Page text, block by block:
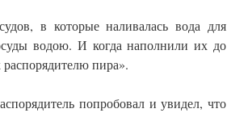
в которые наливалась вода для
водою. И когда наполнили их до
распорядителю пира».
попробовал и увидел, что